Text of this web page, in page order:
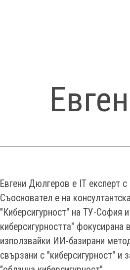
Евгени Дюлгеров е IT експерт
Съосновател е на
"Киберсигурност" на ТУ-София
киберсигурността"
използвайки ИИ-базирани
свързани с "киберсигурност" и